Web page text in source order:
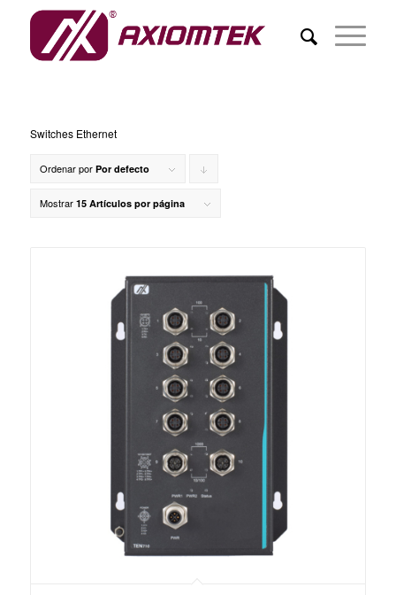
Switches Ethernet
Ordenar por Por defecto
forma
descendente
Mostrar 15 Artículos por página